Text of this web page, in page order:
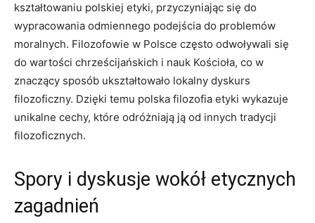
kształtowaniu polskiej ⁣etyki, przyczyniając się ⁣do
wypracowania odmiennego podejścia do ⁤problemów
moralnych. Filozofowie w Polsce często odwoływali się​
do wartości chrześcijańskich i nauk Kościoła, co w
znaczący sposób ukształtowało lokalny dyskurs
filozoficzny. Dzięki temu ​polska filozofia etyki wykazuje
⁣unikalne cechy, które odróżniają ją od innych tradycji
‍filozoficznych.
Spory i dyskusje wokół etycznych
zagadnień